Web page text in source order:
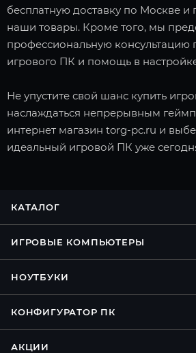
бесплатную доставку по Москве и
наши товары. Кроме того, мы
профессиональную консультацию
игрового ПК и помощь в
Не упустите свой шанс купить
наслаждаться непрерывным
интернет магазин torg-pc.ru и
идеальный игровой ПК уже
КАТАЛОГ
ИГРОВЫЕ КОМПЬЮТЕРЫ
НОУТБУКИ
КОНФИГУРАТОР ПК
АКЦИИ